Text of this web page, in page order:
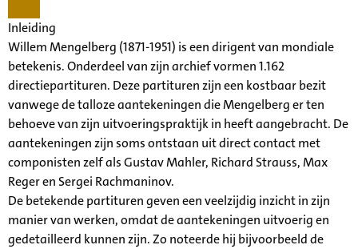
Inleiding
Willem Mengelberg (1871-1951) is een dirigent van mondiale
betekenis. Onderdeel van zijn archief vormen 1.162
directiepartituren. Deze partituren zijn een kostbaar bezit
vanwege de talloze aantekeningen die Mengelberg er ten
behoeve van zijn uitvoeringspraktijk in heeft aangebracht. De
aantekeningen zijn soms ontstaan uit direct contact met
componisten zelf als Gustav Mahler, Richard Strauss, Max
Reger en Sergei Rachmaninov.
De betekende partituren geven een veelzijdig inzicht in zijn
manier van werken, omdat de aantekeningen uitvoerig en
gedetailleerd kunnen zijn. Zo noteerde hij bijvoorbeeld de